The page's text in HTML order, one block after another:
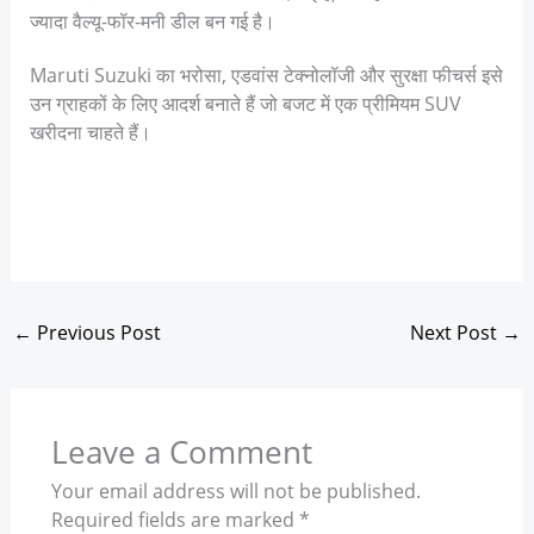
ज्यादा वैल्यू-फॉर-मनी डील बन गई है।
Maruti Suzuki का भरोसा, एडवांस टेक्नोलॉजी और सुरक्षा फीचर्स इसे
उन ग्राहकों के लिए आदर्श बनाते हैं जो बजट में एक प्रीमियम SUV
खरीदना चाहते हैं।
← Previous Post Next Post →
Leave a Comment
Your email address will not be published.
Required fields are marked *